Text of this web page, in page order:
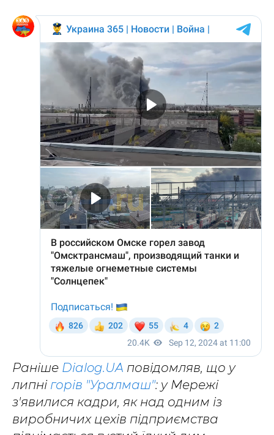
Раніше Dialog.UA повідомляв, що у
липні горів "Уралмаш": у Мережі
з'явилися кадри, як над одним із
виробничих цехів підприємства